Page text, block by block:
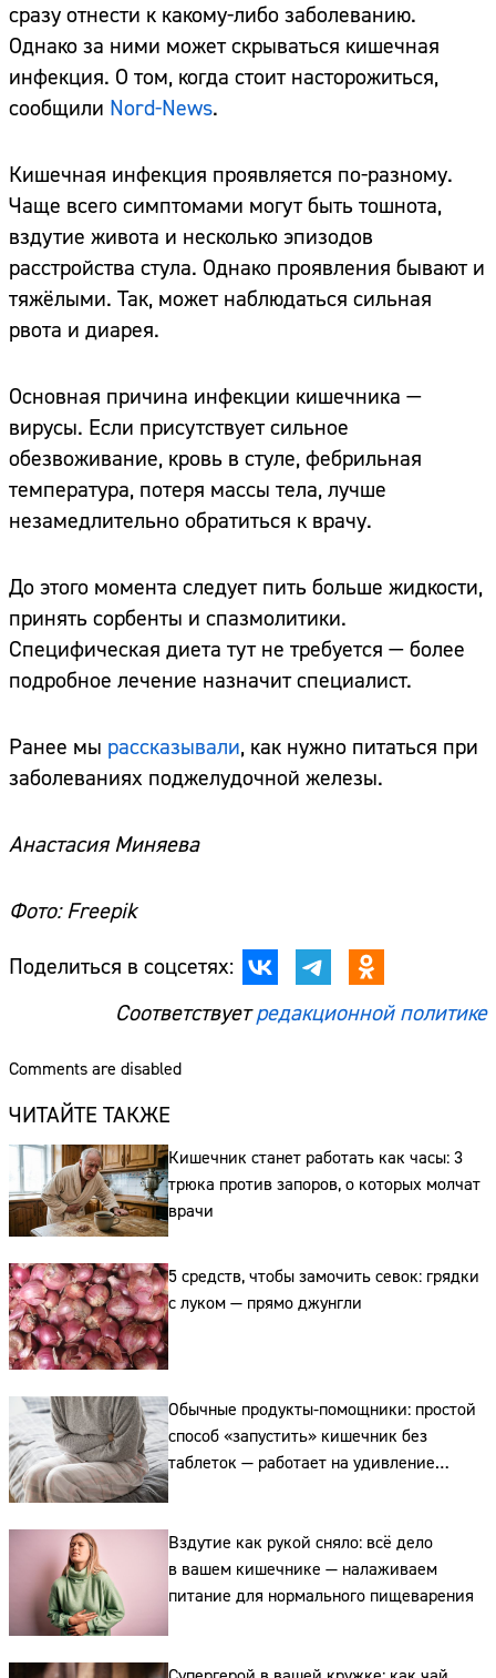
сразу отнести к какому-либо заболеванию.
Однако за ними может скрываться кишечная
инфекция. О том, когда стоит насторожиться,
сообщили Nord-News.
Кишечная инфекция проявляется по-разному.
Чаще всего симптомами могут быть тошнота,
вздутие живота и несколько эпизодов
расстройства стула. Однако проявления бывают и
тяжёлыми. Так, может наблюдаться сильная
рвота и диарея.
Основная причина инфекции кишечника —
вирусы. Если присутствует сильное
обезвоживание, кровь в стуле, фебрильная
температура, потеря массы тела, лучше
незамедлительно обратиться к врачу.
До этого момента следует пить больше жидкости,
принять сорбенты и спазмолитики.
Специфическая диета тут не требуется — более
подробное лечение назначит специалист.
Ранее мы рассказывали, как нужно питаться при
заболеваниях поджелудочной железы.
Анастасия Миняева
Фото: Freepik
Поделиться в соцсетях:
Соответствуетредакционной политике
Comments are disabled
ЧИТАЙТЕ ТАКЖЕ
Кишечник станет работать как часы: 3
трюка против запоров, о которых молчат
врачи
5 средств, чтобы замочить севок: грядки
с луком — прямо джунгли
Обычные продукты-помощники: простой
способ «запустить» кишечник без
таблеток — работает на удивление
быстро
Вздутие как рукой сняло: всё дело
в вашем кишечнике — налаживаем
питание для нормального пищеварения
Сайт: